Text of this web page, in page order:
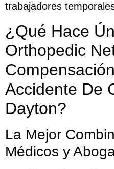
trabajadores
¿Qué Hace
Orthopedic
Accidente De
Dayton?
La Mejor
Médicos y